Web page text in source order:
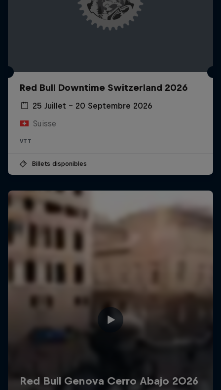
Red Bull Downtime Switzerland 2026
25 Juillet – 20 Septembre 2026
Suisse
VTT
Billets disponibles